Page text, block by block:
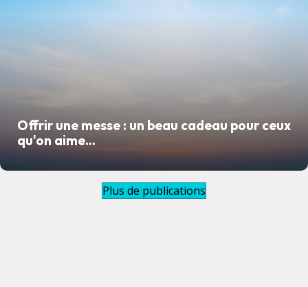
Offrir une messe : un beau cadeau pour ceux
qu'on aime...
Plus de publications